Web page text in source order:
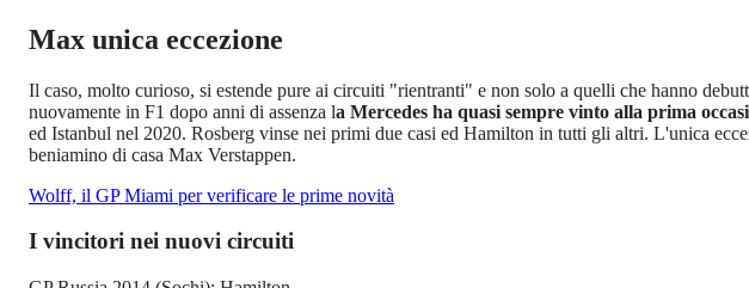
Max unica eccezione
Il caso, molto curioso, si estende pure ai circuiti "rientranti" e non solo a quelli che hanno
nuovamente in F1 dopo anni di assenza la Mercedes ha quasi sempre vinto alla prima
ed Istanbul nel 2020. Rosberg vinse nei primi due casi ed Hamilton in tutti gli altri. L'unica
beniamino di casa Max Verstappen.
Wolff, il GP Miami per verificare le prime novità
I vincitori nei nuovi circuiti